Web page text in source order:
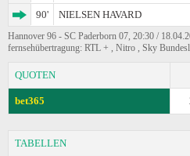
90'
NIELSEN HAVARD
Hannover 96 - SC Paderborn 07, 20:30 /
fernsehübertragung: RTL + , Nitro , Sky
QUOTEN
bet365
TABELLEN